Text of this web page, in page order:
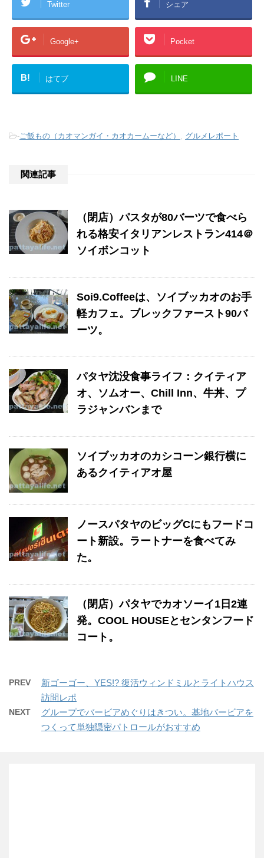
Twitter シェア
Google+ Pocket
B! はてブ LINE
-ご飯もの（カオマンガイ・カオカームーなど） , グルメレポート
関連記事
（閉店）パスタが80バーツで食べら
れる格安イタリアンレストラン414＠
ソイボンコット
Soi9.Coffeeは、ソイブッカオのお手
軽カフェ。ブレックファースト90バ
ーツ。
パタヤ沈没食事ライフ：クイティア
オ、ソムオー、Chill Inn、牛丼、プ
ラジャンバンまで
ソイブッカオのカシコーン銀行横に
あるクイティアオ屋
ノースパタヤのビッグCにもフードコ
ート新設。ラートナーを食べてみ
た。
（閉店）パタヤでカオソーイ1日2連
発。COOL HOUSEとセンタンフード
コート。
PREV
新ゴーゴー、YES!? 復活ウィンドミルとライトハウス
訪問レポ
NEXT
グループでバービアめぐりはきつい。基地バービアを
つくって単独隠密パトロールがおすすめ